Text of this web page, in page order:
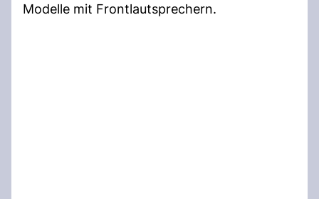
Modelle mit Frontlautsprechern.